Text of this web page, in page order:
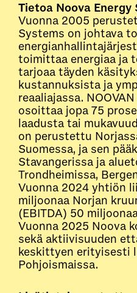
Tietoa Noova
Vuonna 2005
Systems on johtava
toimittaa energiaa ja
tarjoaa täyden
kustannuksista ja
reaaliajassa.
osoittaa jopa 75
laadusta tai
on perustettu
Suomessa, ja sen
Stavangerissa ja
Trondheimissa,
Vuonna 2024 yhtiön
miljoonaa Norjan
(EBITDA) 50
Vuonna 2025 Noova
sekä aktiivisuuden
keskittyen erityisesti
Pohjoismaissa.